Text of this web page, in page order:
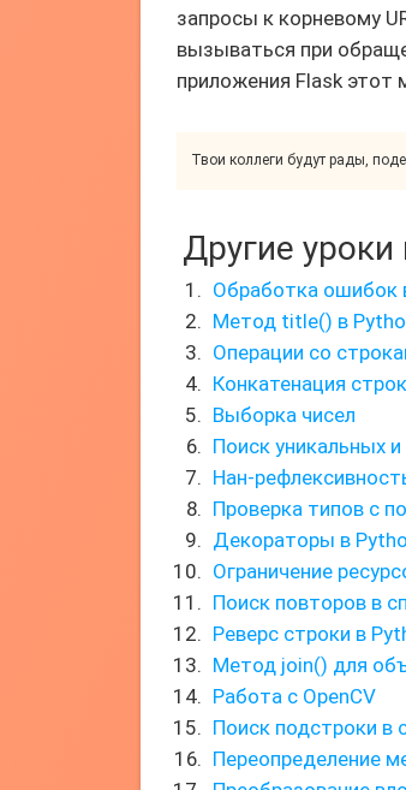
запросы к корневому
вызываться при
приложения Flask
Твои коллеги будут рады,
Другие уроки
Обработка ошибок
Метод title() в
Операции со
Конкатенация
Выборка чисел
Поиск уникальных
Нан-
Проверка типов с
Декораторы в
Ограничение
Поиск повторов в
Реверс строки в
Метод join() для
Работа с OpenCV
Поиск подстроки в
Переопределение